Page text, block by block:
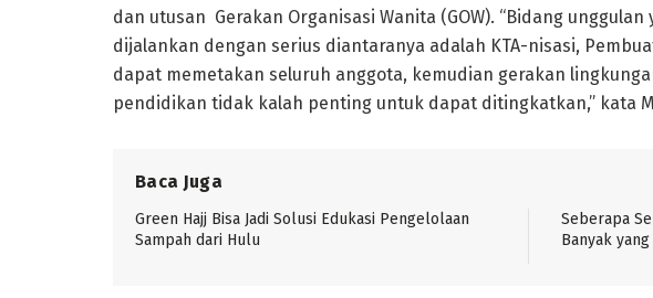
dan utusan Gerakan Organisasi Wanita (GOW). “Bidang
dijalankan dengan serius diantaranya adalah KTA-nisasi,
dapat memetakan seluruh anggota, kemudian gerakan
pendidikan tidak kalah penting untuk dapat ditingkatkan,” kata
Baca Juga
Green Hajj Bisa Jadi Solusi Edukasi Pengelolaan
Sampah dari Hulu
Seberapa
Banyak